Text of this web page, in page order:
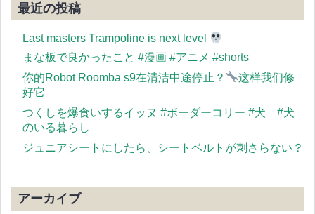
最近の投稿
Last masters Trampoline is next level
まな板で良かったこと #漫画 #アニメ #shorts
你的Robot Roomba s9在清洁中途停止？
这样我们修
好它
つくしを爆食いするイッヌ #ボーダーコリー #犬 #犬
のいる暮らし
ジュニアシートにしたら、シートベルトが刺さらない？
アーカイブ